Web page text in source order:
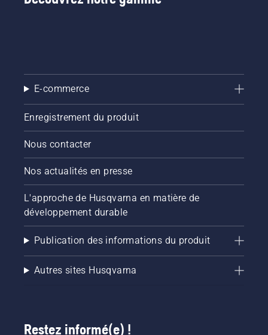
E-commerce
Enregistrement du produit
Nous contacter
Nos actualités en presse
L'approche de Husqvarna en matière de
développement durable
Publication des informations du produit
Autres sites Husqvarna
Restez informé(e) !